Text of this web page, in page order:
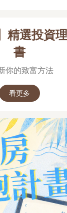
精選投資
書
你的致富方法
看更多